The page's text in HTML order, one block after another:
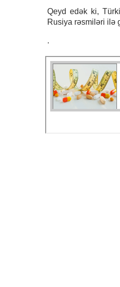
Qeyd edək ki,
Rusiya rəsmiləri ilə
.